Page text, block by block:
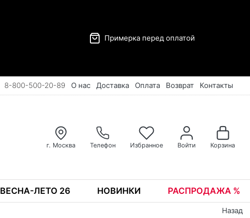
Примерка перед оплатой
8-800-500-20-89 О нас Доставка Оплата Возврат Контакты
г. Москва Телефон Избранное Войти Корзина
ВЕСНА-ЛЕТО 26 НОВИНКИ РАСПРОДАЖА %
Назад